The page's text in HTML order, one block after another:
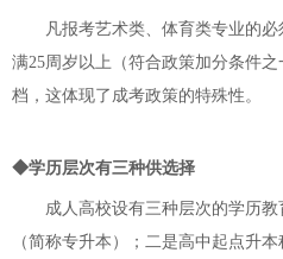
凡报考艺术类、体育类专业的
满25周岁以上（符合政策加分条件
档，这体现了成考政策的特殊性。
◆学历层次有三种供选择
成人高校设有三种层次的学历
（简称专升本）；二是高中起点升